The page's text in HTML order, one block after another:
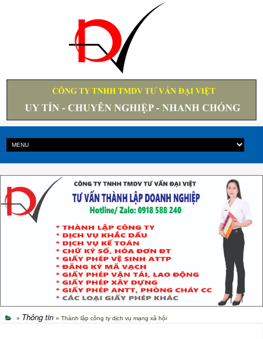
» Thông tin » Thành lập công ty dịch vụ mạng xã hội